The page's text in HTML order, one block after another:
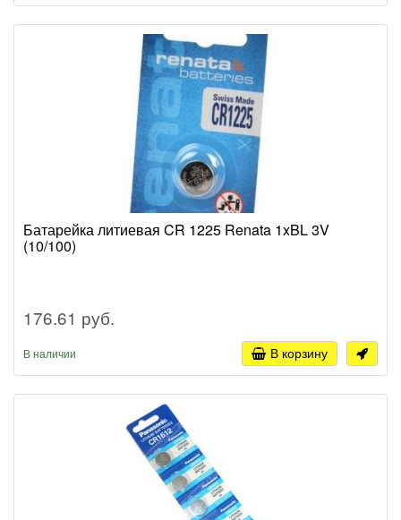
Батарейка литиевая CR 1225 Renata 1xBL 3V
(10/100)
176.61 руб.
В наличии В корзину